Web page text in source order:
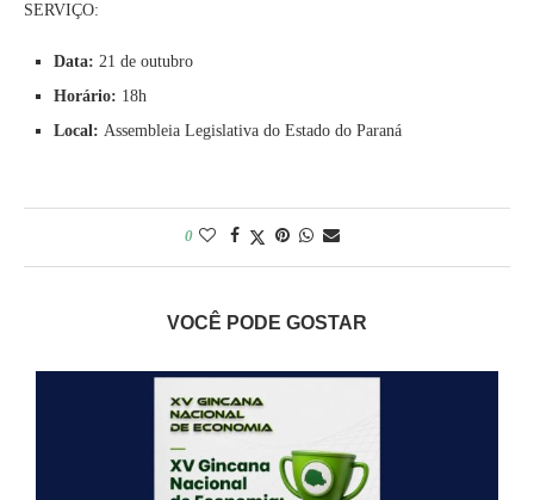
SERVIÇO:
Data: 21 de outubro
Horário: 18h
Local: Assembleia Legislativa do Estado do Paraná
0
VOCÊ PODE GOSTAR